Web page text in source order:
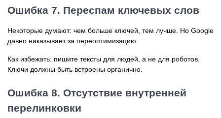
Ошибка 7. Переспам ключевых слов
Некоторые думают: чем больше ключей, тем лучше. Но Google
давно наказывает за переоптимизацию.
Как избежать: пишите тексты для людей, а не для роботов.
Ключи должны быть встроены органично.
Ошибка 8. Отсутствие внутренней
перелинковки